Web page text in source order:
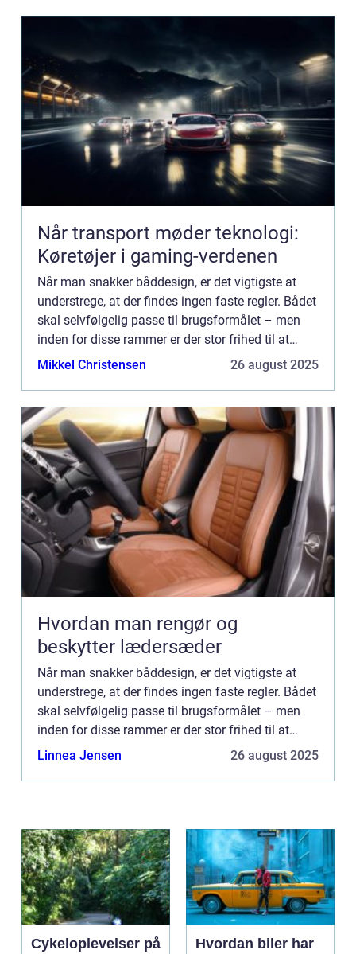
Når transport møder teknologi:
Køretøjer i gaming-verdenen
Når man snakker båddesign, er det vigtigste at
understrege, at der findes ingen faste regler. Bådet
skal selvfølgelig passe til brugsformålet – men
inden for disse rammer er der stor frihed til at
udfolde sig kreativt. I denne artikel giver vi ...
Mikkel Christensen 26 august 2025
Hvordan man rengør og
beskytter lædersæder
Når man snakker båddesign, er det vigtigste at
understrege, at der findes ingen faste regler. Bådet
skal selvfølgelig passe til brugsformålet – men
inden for disse rammer er der stor frihed til at
udfolde sig kreativt. I denne artikel giver vi ...
Linnea Jensen 26 august 2025
Cykeloplevelser på
Hvordan biler har